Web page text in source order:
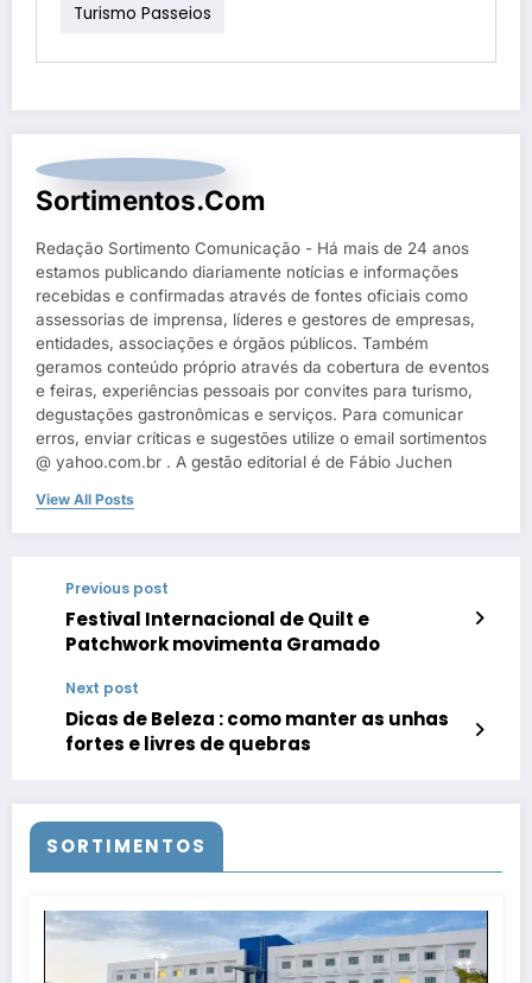
Turismo Passeios
Sortimentos.com
Redação Sortimento Comunicação - Há mais de 24 anos
estamos publicando diariamente notícias e informações
recebidas e confirmadas através de fontes oficiais como
assessorias de imprensa, líderes e gestores de empresas,
entidades, associações e órgãos públicos. Também
geramos conteúdo próprio através da cobertura de eventos
e feiras, experiências pessoais por convites para turismo,
degustações gastronômicas e serviços. Para comunicar
erros, enviar críticas e sugestões utilize o email sortimentos
@ yahoo.com.br . A gestão editorial é de Fábio Juchen
View All Posts
Previous post
Festival Internacional de Quilt e
Patchwork movimenta Gramado
Next post
Dicas de Beleza : como manter as unhas
fortes e livres de quebras
SORTIMENTOS